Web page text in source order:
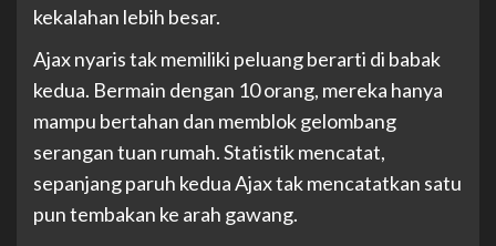
kekalahan lebih besar.
Ajax nyaris tak memiliki peluang berarti di babak
kedua. Bermain dengan 10 orang, mereka hanya
mampu bertahan dan memblok gelombang
serangan tuan rumah. Statistik mencatat,
sepanjang paruh kedua Ajax tak mencatatkan satu
pun tembakan ke arah gawang.